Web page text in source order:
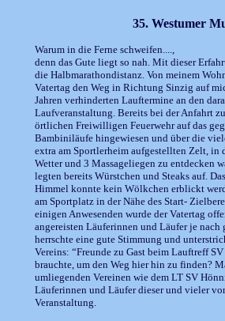
35. Westumer
Warum in die Ferne schweifen....,
denn das Gute liegt so nah. Mit dieser
die Halbmarathondistanz. Von meinem
Vatertag den Weg in Richtung Sinzig auf
Jahren verhinderten Lauftermine an den
Laufveranstaltung. Bereits bei der Anfahrt
örtlichen Freiwilligen Feuerwehr auf das
Bambiniläufe hingewiesen und über die
extra am Sportlerheim aufgestellten Zelt,
Wetter und 3 Massageliegen zu entdecken
legten bereits Würstchen und Steaks auf.
Himmel konnte kein Wölkchen erblickt
am Sportplatz in der Nähe des Start-
einigen Anwesenden wurde der Vatertag
angereisten Läuferinnen und Läufer je
herrschte eine gute Stimmung und
Vereins: “Freunde zu Gast beim Lauftreff
brauchte, um den Weg hier hin zu finden?
umliegenden Vereinen wie dem LT SV
Läuferinnen und Läufer dieser und vieler
Veranstaltung.